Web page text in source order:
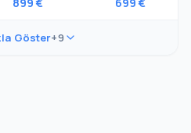
Göster+9